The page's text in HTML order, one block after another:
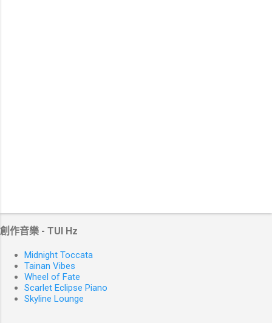
創作音樂 - TUI Hz
Midnight Toccata
Tainan Vibes
Wheel of Fate
Scarlet Eclipse Piano
Skyline Lounge